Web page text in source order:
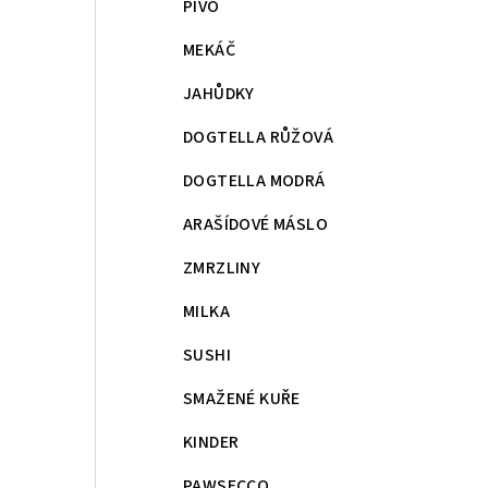
PIVO
MEKÁČ
JAHŮDKY
DOGTELLA RŮŽOVÁ
DOGTELLA MODRÁ
ARAŠÍDOVÉ MÁSLO
ZMRZLINY
MILKA
SUSHI
SMAŽENÉ KUŘE
KINDER